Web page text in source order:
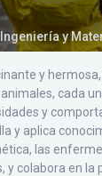
y
y
cada
y
y aplica
las
y colabora en